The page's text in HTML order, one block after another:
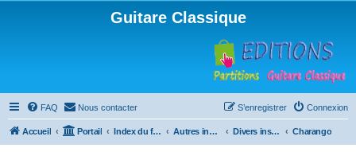
Guitare Classique
FAQ Nous contacter Connexion
S’enregistrer
Accueil Portail Index du forum Autres instruments à cordes pincées, ou styles Divers instruments Charango